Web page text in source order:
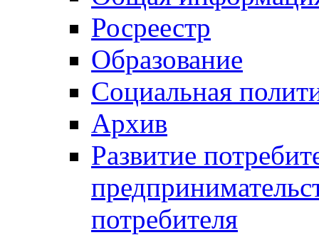
Росреестр
Образование
Социальная
Архив
Развитие
потребителя